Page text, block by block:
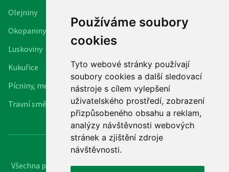
Používáme soubory
cookies
Tyto webové stránky používají
soubory cookies a další sledovací
nástroje s cílem vylepšení
uživatelského prostředí, zobrazení
přizpůsobeného obsahu a reklam,
analýzy návštěvnosti webových
stránek a zjištění zdroje
návštěvnosti.
Olejniny
Okopaniny
Luskoviny
Kukuřice
Pícniny, meziplodiny
Travní směsi
Všechna práva vyhrazena (c) 2022 -ELITA semenářská, a.s.